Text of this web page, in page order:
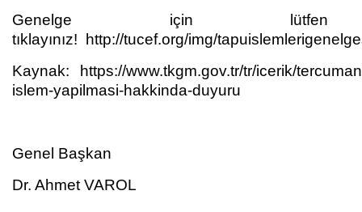
Genelge için
tıklayınız!
http://tucef.org/img/
Kaynak:
https://www.tkgm.gov.tr/tr/icerik/
islem-yapilmasi-hakkinda-duyuru
Genel Başkan
Dr. Ahmet VAROL